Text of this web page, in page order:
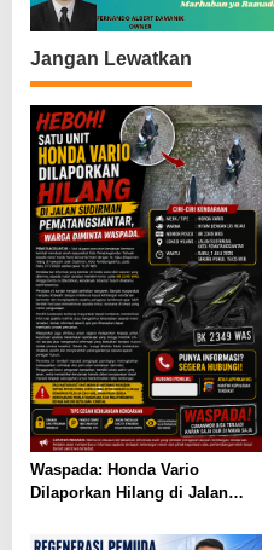
Jangan Lewatkan
Waspada: Honda Vario
Dilaporkan Hilang di Jalan
Masyarakat Diimbau Berhati-